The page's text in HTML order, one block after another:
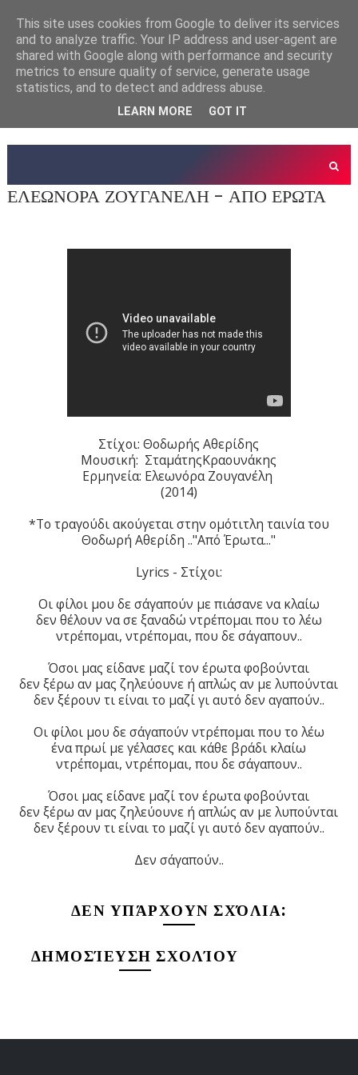
ΕΛΕΩΝΟΡΑ ΖΟΥΓΑΝΕΛΗ - ΑΠΟ ΕΡΩΤΑ
Στίχοι: Θοδωρής Αθερίδης
Μουσική: ΣταμάτηςΚραουνάκης
Ερμηνεία: Ελεωνόρα Ζουγανέλη
(2014)
*To τραγούδι ακούγεται στην ομότιτλη ταινία του
Θοδωρή Αθερίδη .."Από Έρωτα..."
Lyrics - Στίχοι:
Οι φίλοι μου δε σ΄αγαπούν με πιάσανε να κλαίω
δεν θέλουν να σε ξαναδώ ντρέπομαι που το λέω
ντρέπομαι, ντρέπομαι, που δε σ΄αγαπουν..
Όσοι μας είδανε μαζί τον έρωτα φοβούνται
δεν ξέρω αν μας ζηλεύουνε ή απλώς αν με λυπούνται
δεν ξέρουν τι είναι το μαζί γι αυτό δεν αγαπούν..
Οι φίλοι μου δε σ΄αγαπούν ντρέπομαι που το λέω
ένα πρωί με γέλασες και κάθε βράδι κλαίω
ντρέπομαι, ντρέπομαι, που δε σ΄αγαπουν..
Όσοι μας είδανε μαζί τον έρωτα φοβούνται
δεν ξέρω αν μας ζηλεύουνε ή απλώς αν με λυπούνται
δεν ξέρουν τι είναι το μαζί γι αυτό δεν αγαπούν..
Δεν σ΄αγαπούν..
ΔΕΝ ΥΠΆΡΧΟΥΝ ΣΧΌΛΙΑ:
ΔΗΜΟΣΊΕΥΣΗ ΣΧΟΛΊΟΥ
This site uses cookies from Google to deliver its services
and to analyze traffic. Your IP address and user-agent are
shared with Google along with performance and security
metrics to ensure quality of service, generate usage
statistics, and to detect and address abuse.
LEARN MORE GOT IT